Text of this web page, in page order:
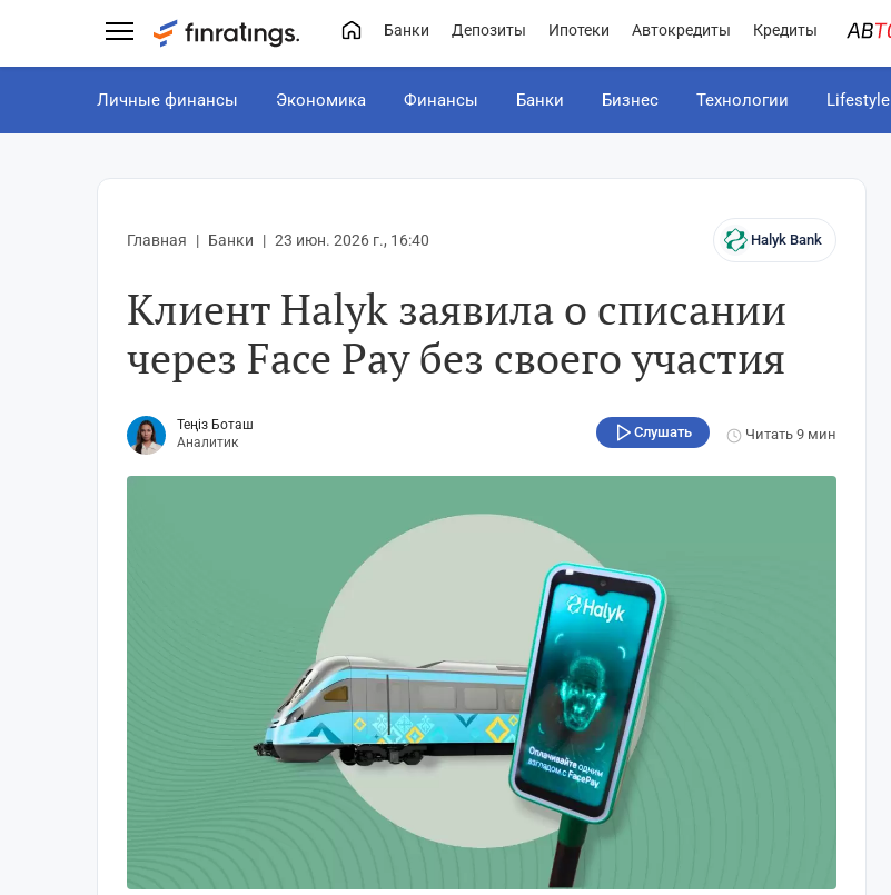
Банки Депозиты Ипотеки Автокредиты Кредиты
Личные финансы Экономика Финансы Банки Бизнес Технологии Lifestyle
Главная Банки 23 июн. 2026 г., 16:40 Halyk Bank
Клиент Halyk заявила о списании
через Face Pay без своего участия
Теңіз Боташ
Аналитик
Слушать Читать9 мин